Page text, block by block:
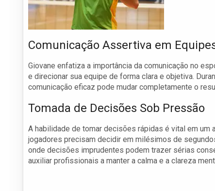
Comunicação Assertiva em
Giovane enfatiza a importância da comunicação no
e direcionar sua equipe de forma clara e objetiva.
comunicação eficaz pode mudar completamente o
Tomada de Decisões Sob Pressão
A habilidade de tomar decisões rápidas é vital em
jogadores precisam decidir em milésimos de
onde decisões imprudentes podem trazer sérias
auxiliar profissionais a manter a calma e a clareza